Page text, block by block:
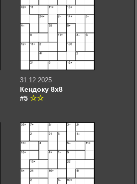
31.12.2025
Кендоку 8х8
#5